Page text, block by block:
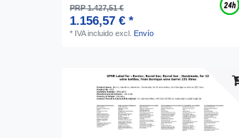
PRP 1.427,51 €
1.156,57 € *
* IVA incluido excl. Envío